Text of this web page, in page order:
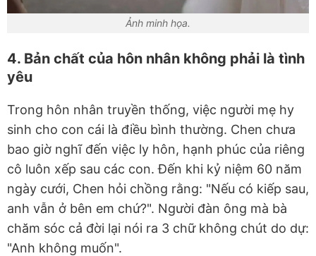
Ảnh minh họa.
4. Bản chất của hôn nhân không phải là tình
yêu
Trong hôn nhân truyền thống, việc người mẹ hy
sinh cho con cái là điều bình thường. Chen chưa
bao giờ nghĩ đến việc ly hôn, hạnh phúc của riêng
cô luôn xếp sau các con. Đến khi kỷ niệm 60 năm
ngày cưới, Chen hỏi chồng rằng: "Nếu có kiếp sau,
anh vẫn ở bên em chứ?". Người đàn ông mà bà
chăm sóc cả đời lại nói ra 3 chữ không chút do dự:
"Anh không muốn".